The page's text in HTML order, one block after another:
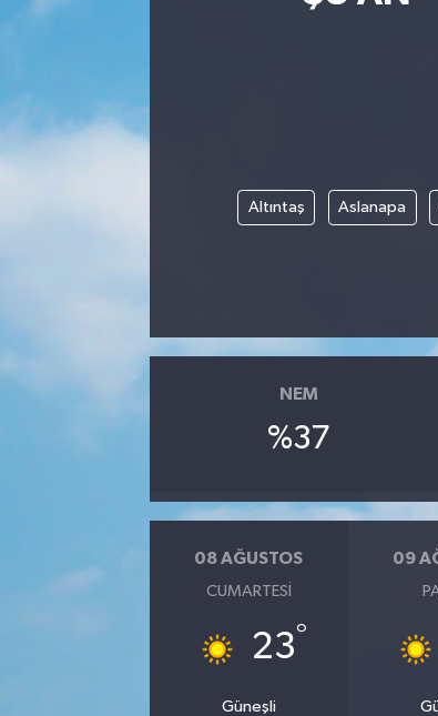
Altıntaş Aslanapa
NEM
%37
08 AĞUSTOS
CUMARTESI
23°
Güneşli
09